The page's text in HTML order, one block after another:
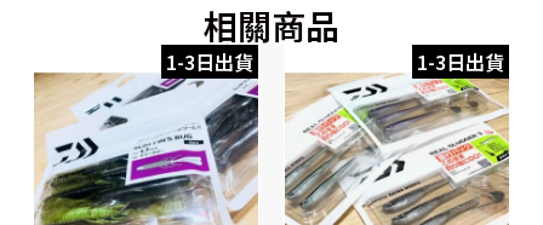
相關商品
1-3日出貨 1-3日出貨